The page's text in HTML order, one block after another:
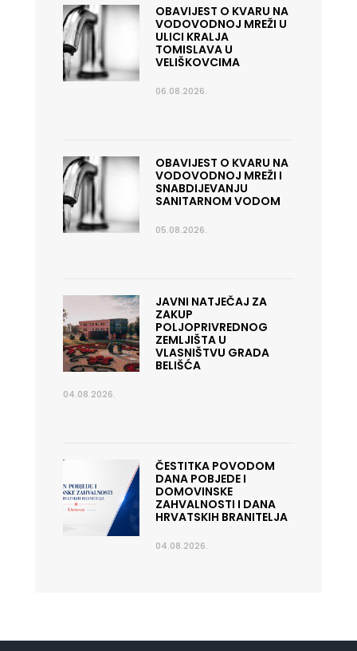
OBAVIJEST O KVARU NA
VODOVODNOJ MREŽI U
ULICI KRALJA
TOMISLAVA U
VELIŠKOVCIMA
06.08.2026.
OBAVIJEST O KVARU NA
VODOVODNOJ MREŽI I
SNABDIJEVANJU
SANITARNOM VODOM
05.08.2026.
JAVNI NATJEČAJ ZA
ZAKUP
POLJOPRIVREDNOG
ZEMLJIŠTA U
VLASNIŠTVU GRADA
BELIŠĆA
04.08.2026.
ČESTITKA POVODOM
DANA POBJEDE I
DOMOVINSKE
ZAHVALNOSTI I DANA
HRVATSKIH BRANITELJA
04.08.2026.